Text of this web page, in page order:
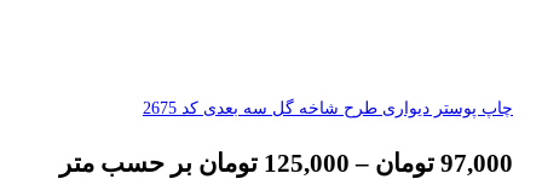
چاپ پوستر دیواری طرح شاخه گل سه بعدی کد 2675
97,000 تومان –
125,000 تومان بر حسب متر